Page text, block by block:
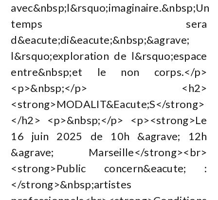
avec&nbsp;l&rsquo;imaginaire.&nbsp;Un
temps sera
d&eacute;di&eacute;&nbsp;&agrave;
l&rsquo;exploration de l&rsquo;espace
entre&nbsp;et le non corps.</p>
<p>&nbsp;</p> <h2>
<strong>MODALIT&Eacute;S</strong>
</h2> <p>&nbsp;</p> <p><strong>Le
16 juin 2025 de 10h &agrave; 12h
&agrave; Marseille</strong><br>
<strong>Public concern&eacute; :
</strong>&nbsp;artistes